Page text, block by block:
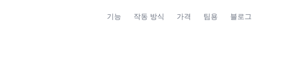
기능 작동 방식 가격 팀용 블로그